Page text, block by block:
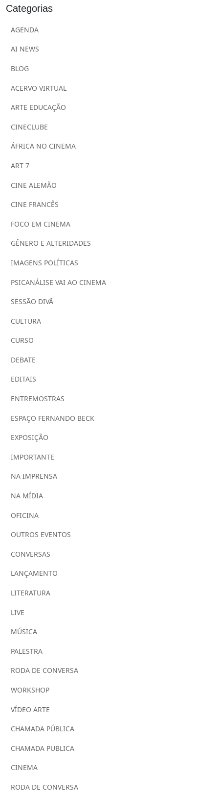
Categorias
AGENDA
AI NEWS
BLOG
ACERVO VIRTUAL
ARTE EDUCAÇÃO
CINECLUBE
ÁFRICA NO CINEMA
ART 7
CINE ALEMÃO
CINE FRANCÊS
FOCO EM CINEMA
GÊNERO E ALTERIDADES
IMAGENS POLÍTICAS
PSICANÁLISE VAI AO CINEMA
SESSÃO DIVÃ
CULTURA
CURSO
DEBATE
EDITAIS
ENTREMOSTRAS
ESPAÇO FERNANDO BECK
EXPOSIÇÃO
IMPORTANTE
NA IMPRENSA
NA MÍDIA
OFICINA
OUTROS EVENTOS
CONVERSAS
LANÇAMENTO
LITERATURA
LIVE
MÚSICA
PALESTRA
RODA DE CONVERSA
WORKSHOP
VÍDEO ARTE
CHAMADA PÚBLICA
CHAMADA PUBLICA
CINEMA
RODA DE CONVERSA